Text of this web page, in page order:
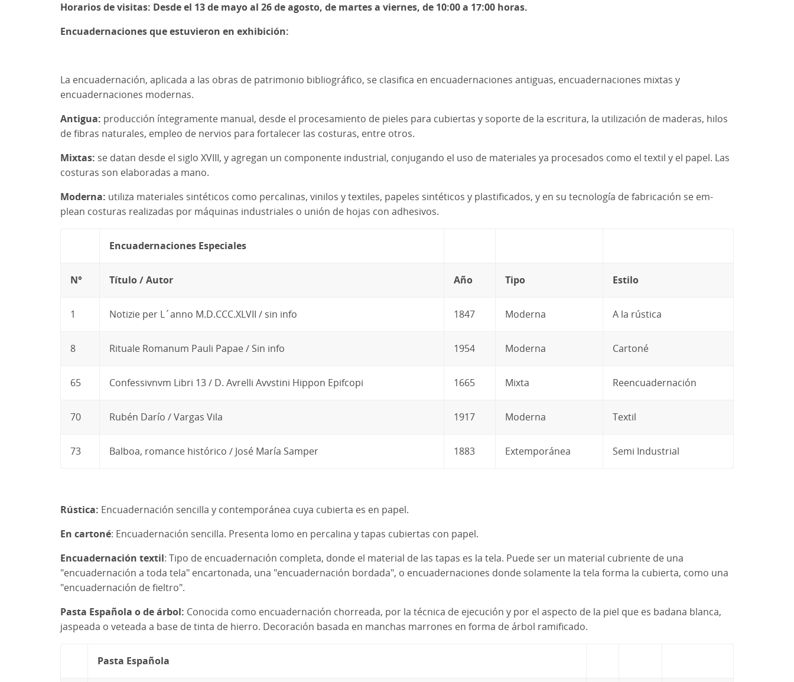
Horarios de visitas: Desde el 13 de mayo al 26 de agosto, de martes a viernes, de 10:00 a 17:00 horas.
Encuadernaciones que estuvieron en exhibición:
La encuadernación, aplicada a las obras de patrimonio bibliográfico, se clasifica en encuadernaciones antiguas, encuadernaciones mixtas y
encuadernaciones modernas.
Antigua: producción íntegramente manual, desde el procesamiento de pieles para cubiertas y soporte de la escritura, la utilización de maderas, hilos
de fibras naturales, empleo de nervios para fortalecer las costuras, entre otros.
Mixtas: se datan desde el siglo XVIII, y agregan un componente industrial, conjugando el uso de materiales ya procesados como el textil y el papel. Las
costuras son elaboradas a mano.
Moderna: utiliza materiales sin­téticos como percalinas, vinilos y textiles, papeles sintéticos y plastificados, y en su tecnología de fabricación se em­
plean costuras realizadas por máquinas industria­les o unión de hojas con adhesivos.
Encuadernaciones Especiales
N° Título / Autor Año Tipo Estilo
1 Notizie per L´anno M.D.CCC.XLVII / sin info 1847 Moderna A la rústica
8 Rituale Romanum Pauli Papae / Sin info 1954 Moderna Cartoné
65 Confessivnvm Libri 13 / D. Avrelli Avvstini Hippon Epifcopi 1665 Mixta Reencuadernación
70 Rubén Darío / Vargas Vila 1917 Moderna Textil
73 Balboa, romance histórico / José María Samper 1883 Extemporánea Semi Industrial
Rústica: Encuadernación sencilla y contemporánea cuya cubierta es en papel.
En cartoné: Encuadernación sencilla. Presenta lomo en percalina y tapas cubiertas con papel.
Encuadernación textil: Tipo de encuadernación completa, donde el material de las tapas es la tela. Puede ser un material cubriente de una
"encuadernación a toda tela" encartonada, una "encuadernación bordada", o encuadernaciones donde solamente la tela forma la cubierta, como una
"encuadernación de fieltro".
Pasta Española o de árbol: Conocida como encuadernación chorreada, por la técnica de ejecución y por el aspecto de la piel que es badana blanca,
jaspeada o veteada a base de tinta de hierro. Decoración basada en manchas marrones en forma de árbol ramificado.
Pasta Española